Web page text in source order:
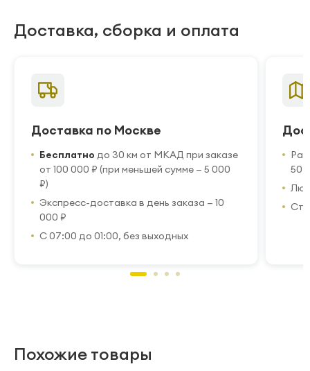
Доставка, сборка и оплата
Доставка по Москве
Бесплатно до 30 км от МКАД при заказе
от 100 000 ₽ (при меньшей сумме — 5 000
₽)
Экспресс-доставка в день заказа — 10
000 ₽
С 07:00 до 01:00, без выходных
50
Похожие товары